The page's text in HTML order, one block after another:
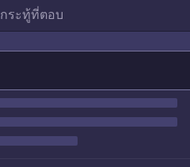
กระทู้ที่ตอบ